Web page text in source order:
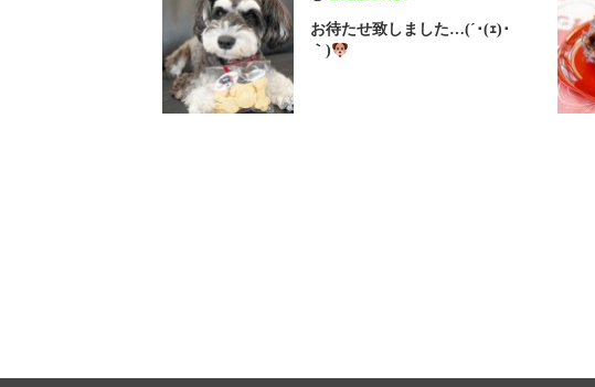
お待たせ致しました…(´･(ｪ)･
｀)